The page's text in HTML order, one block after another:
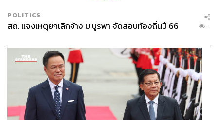
POLITICS
สถ. แจงเหตุยกเลิกจ้าง ม.บูรพา จัดสอบท้องถิ่นปี 66 ...